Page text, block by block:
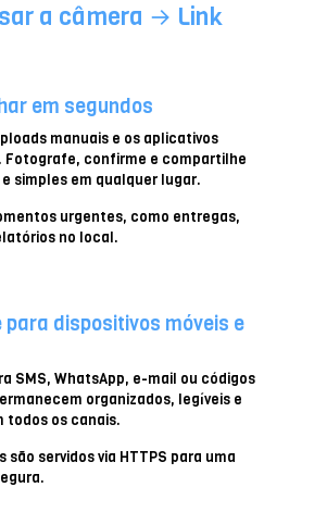
a câmera → Link
em segundos
manuais e os aplicativos
Fotografe, confirme e compartilhe
simples em qualquer lugar.
urgentes, como entregas,
no local.
para dispositivos móveis e
SMS, WhatsApp, e-mail ou códigos
organizados, legíveis e
todos os canais.
são servidos via HTTPS para uma